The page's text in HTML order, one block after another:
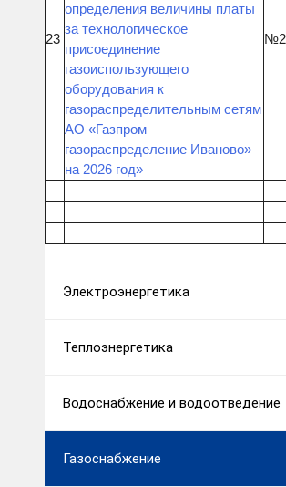
23
определения величины платы
за технологическое
присоединение
газоиспользующего
оборудования к
газораспределительным сетям
АО «Газпром
газораспределение Иваново»
на 2026 год»
Электроэнергетика
Теплоэнергетика
Водоснабжение и водоотведение
Газоснабжение